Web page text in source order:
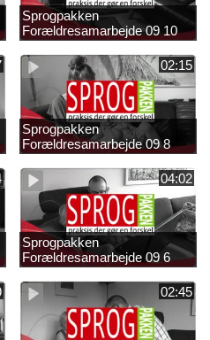
Sprogpakken
Forældresamarbejde 09 10
02:15
Sprogpakken
Forældresamarbejde 09 8
04:02
Sprogpakken
Forældresamarbejde 09 6
02:45